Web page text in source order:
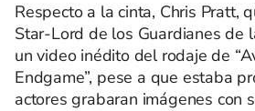
Respecto a la cinta, Chris Pratt,
Star-Lord de los Guardianes de
un video inédito del rodaje de
Endgame”, pese a que estaba
actores grabaran imágenes con